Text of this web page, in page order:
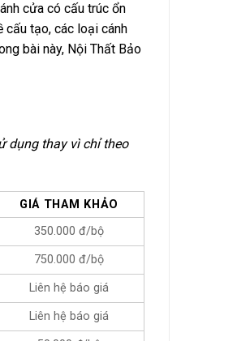
cửa có cấu trúc ổn
cấu tạo, các loại cánh
bài này, Nội Thất Bảo
dụng thay vì chỉ theo
GIÁ THAM KHẢO
350.000 đ/bộ
750.000 đ/bộ
Liên hệ báo giá
Liên hệ báo giá